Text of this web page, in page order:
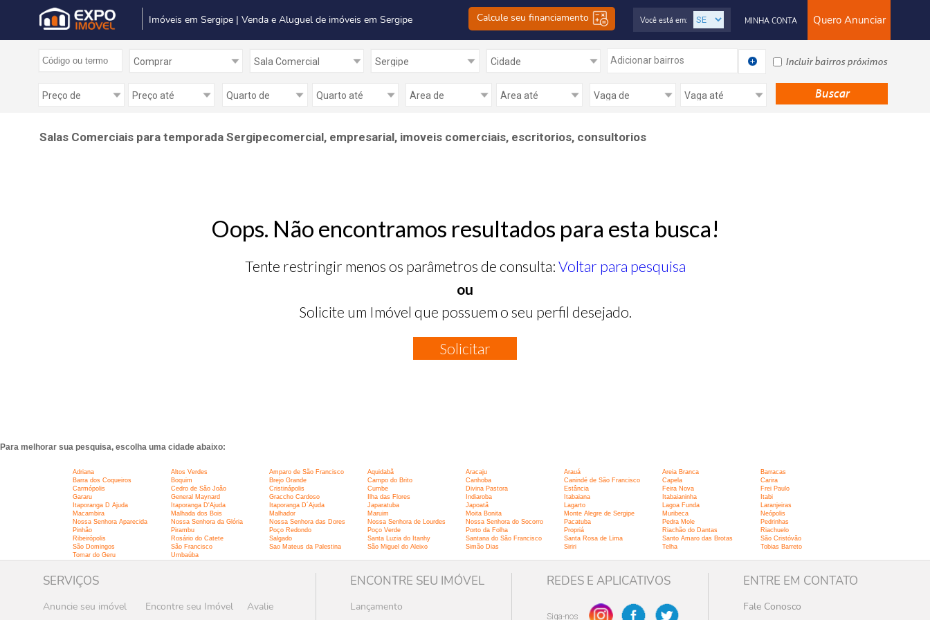
Imóveis em Sergipe | Venda e Aluguel de imóveis em Sergipe Calcule seu financiamento Quero Anunciar
MINHA CONTA
Você está em:
Adicionar bairros Incluir bairros próximos
Salas Comerciais para temporada Sergipecomercial, empresarial, imoveis comerciais, escritorios, consultorios
Oops. Não encontramos resultados para esta busca!
Tente restringir menos os parâmetros de consulta: Voltar para pesquisa
ou
Solicite um Imóvel que possuem o seu perfil desejado.
Solicitar
Para melhorar sua pesquisa, escolha uma cidade abaixo:
Adriana Altos Verdes Amparo de São Francisco Aquidabã Aracaju Arauá Areia Branca
Barracas
Barra dos Coqueiros
Boquim Brejo Grande Campo do Brito Canhoba Canindé de São Francisco Capela
Carira
Carmópolis
Cedro de São João Cristinápolis Cumbe Divina Pastora Estância Feira Nova
Frei Paulo
Gararu
General Maynard Graccho Cardoso Ilha das Flores Indiaroba Itabaiana Itabaianinha
Itabi
Itaporanga D Ajuda
Itaporanga D'Ajuda Itaporanga D´Ajuda Japaratuba Japoatã Lagarto Lagoa Funda
Laranjeiras
Macambira
Malhada dos Bois Malhador Maruim Moita Bonita Monte Alegre de Sergipe Muribeca
Neópolis
Nossa Senhora Aparecida
Nossa Senhora da Glória Nossa Senhora das Dores Nossa Senhora de Lourdes Nossa Senhora do Socorro Pacatuba Pedra Mole
Pedrinhas
Pinhão
Pirambu Poço Redondo Poço Verde Porto da Folha Propriá Riachão do Dantas
Riachuelo
Ribeirópolis
Rosário do Catete Salgado Santa Luzia do Itanhy Santana do São Francisco Santa Rosa de Lima Santo Amaro das Brotas
São Cristóvão
São Domingos
São Francisco Sao Mateus da Palestina São Miguel do Aleixo Simão Dias Siriri Telha
Tobias Barreto
Tomar do Geru
Umbaúba
SERVIÇOS
Anuncie seu imóvel Encontre seu Imóvel
Avalie
ENCONTRE SEU IMÓVEL
Lançamento
REDES E APLICATIVOS
Siga-nos
ENTRE EM CONTATO
Fale Conosco